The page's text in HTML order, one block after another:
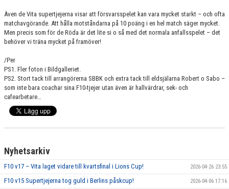
Även de Vita supertjejerna visar att försvarsspelet kan vara mycket starkt – och ofta
matchavgörande. Att hålla motståndarna på 10 poäng i en hel match säger mycket.
Men precis som för de Röda är det lite si o så med det normala anfallsspelet – det
behöver vi träna mycket på framöver!
/Per
PS1. Fler foton i Bildgalleriet.
PS2. Stort tack till arrangörerna SBBK och extra tack till eldsjälarna Robert o Sabo –
som inte bara coachar sina F10-tjejer utan även är hallvärdrar, sek- och
cafearbetare…
Nyhetsarkiv
F10 v17 – Vita laget vidare till kvartsfinal i Lions Cup! 2026-04-26 23:55
F10 v15 Supertjejerna tog guld i Berlins påskcup! 2026-04-06 17:16